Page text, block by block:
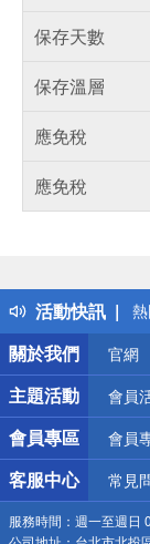
保存天數
保存溫層
應免稅
應免稅
活動快訊
關於我們
官網
主題活動 會員
會員專區 會員
客服中心 常見
服務時間： 週一至週日